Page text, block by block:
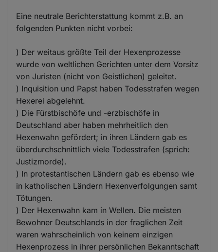
Eine neutrale Berichterstattung kommt z.B. an
folgenden Punkten nicht vorbei:
) Der weitaus größte Teil der Hexenprozesse
wurde von weltlichen Gerichten unter dem Vorsitz
von Juristen (nicht von Geistlichen) geleitet.
) Inquisition und Papst haben Todesstrafen wegen
Hexerei abgelehnt.
) Die Fürstbischöfe und -erzbischöfe in
Deutschland aber haben mehrheitlich den
Hexenwahn gefördert; in ihren Ländern gab es
überdurchschnittlich viele Todesstrafen (sprich:
Justizmorde).
) In protestantischen Ländern gab es ebenso wie
in katholischen Ländern Hexenverfolgungen samt
Tötungen.
) Der Hexenwahn kam in Wellen. Die meisten
Bewohner Deutschlands in der fraglichen Zeit
waren wahrscheinlich von keinem einzigen
Hexenprozess in ihrer persönlichen Bekanntschaft